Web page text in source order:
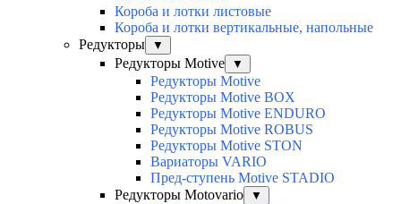
Короба и лотки листовые
Короба и лотки вертикальные, напольные
Редукторы
▼
Редукторы Motive ▼
Редукторы Motive
Редукторы Motive BOX
Редукторы Motive ENDURO
Редукторы Motive ROBUS
Редукторы Motive STON
Вариаторы VARIO
Пред-ступень Motive STADIO
Редукторы Motovario
▼